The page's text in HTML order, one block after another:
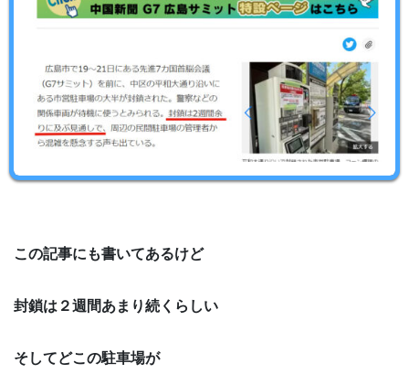
この記事にも書いてあるけど
封鎖は２週間あまり続くらしい
そしてどこの駐車場が